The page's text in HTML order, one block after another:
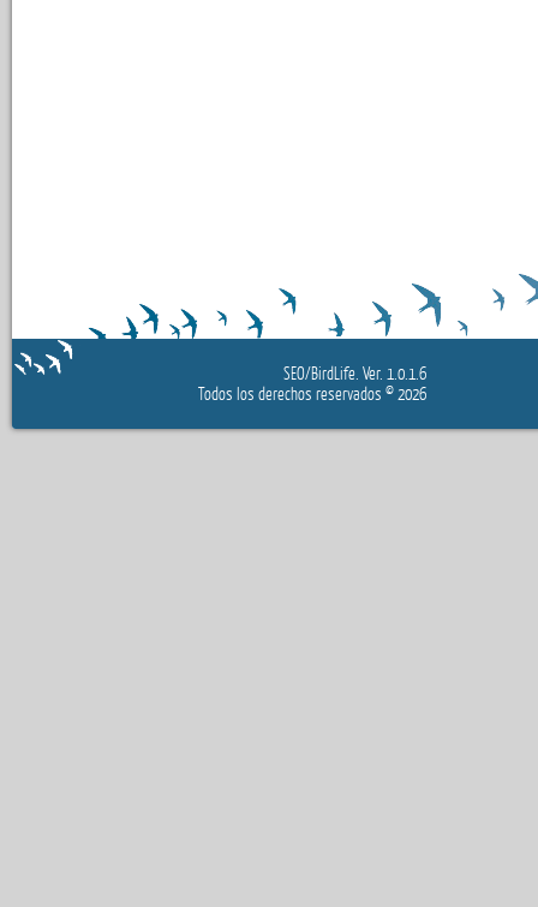
SEO/BirdLife. Ver. 1.0.1.6
Todos los derechos reservados © 2026